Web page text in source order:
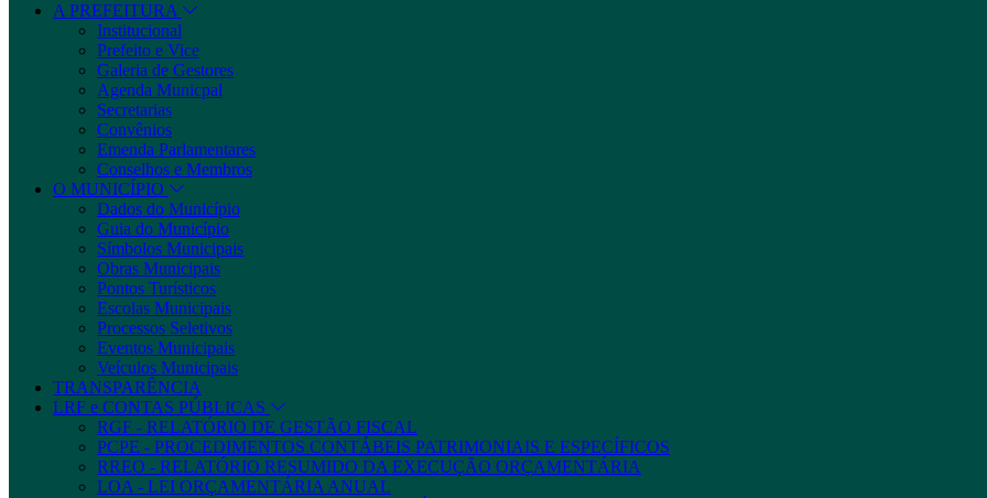
A PREFEITURA
Institucional
Prefeito e Vice
Galeria de Gestores
Agenda Municpal
Secretarias
Convênios
Emenda Parlamentares
Conselhos e Membros
O MUNICÍPIO
Dados do Município
Guia do Município
Símbolos Municipais
Obras Municipais
Pontos Turísticos
Escolas Municipais
Processos Seletivos
Eventos Municipais
Veículos Municipais
TRANSPARÊNCIA
LRF e CONTAS PÚBLICAS
RGF - RELATÓRIO DE GESTÃO FISCAL
PCPE - PROCEDIMENTOS CONTÁBEIS PATRIMONIAIS E ESPECÍFICOS
RREO - RELATÓRIO RESUMIDO DA EXECUÇÃO ORÇAMENTÁRIA
LOA - LEI ORÇAMENTÁRIA ANUAL